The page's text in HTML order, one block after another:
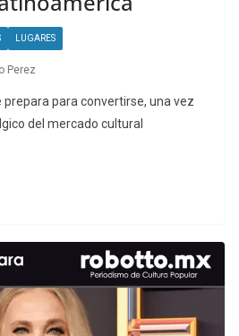
LUGARES
Perez
prepara para convertirse, una vez
del mercado cultural